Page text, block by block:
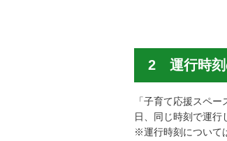
2 運行時刻
「子育て応援スペ
日、同じ時刻で運行
※運行時刻について